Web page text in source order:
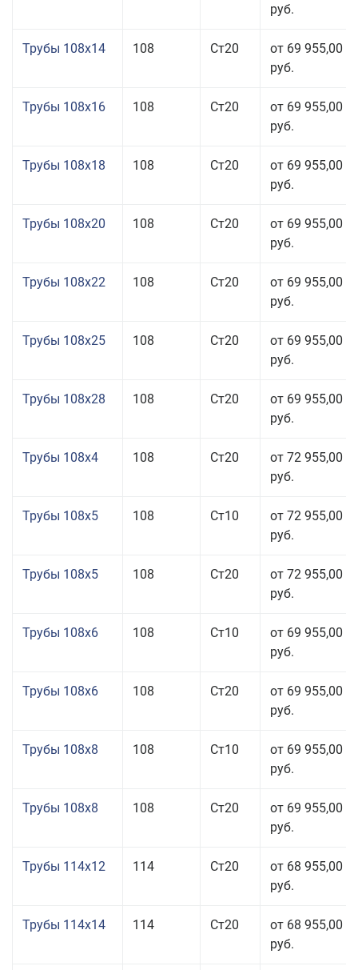
руб.
Трубы 108x14 108 Ст20
от 69 955,00
руб.
Трубы 108x16 108 Ст20
от 69 955,00
руб.
Трубы 108x18 108 Ст20
от 69 955,00
руб.
Трубы 108x20 108 Ст20
от 69 955,00
руб.
Трубы 108x22 108 Ст20
от 69 955,00
руб.
Трубы 108x25 108 Ст20
от 69 955,00
руб.
Трубы 108x28 108 Ст20
от 69 955,00
руб.
Трубы 108x4 108 Ст20
от 72 955,00
руб.
Трубы 108x5 108 Ст10
от 72 955,00
руб.
Трубы 108x5 108 Ст20
от 72 955,00
руб.
Трубы 108x6 108 Ст10
от 69 955,00
руб.
Трубы 108x6 108 Ст20
от 69 955,00
руб.
Трубы 108x8 108 Ст10
от 69 955,00
руб.
Трубы 108x8 108 Ст20
от 69 955,00
руб.
Трубы 114x12 114 Ст20
от 68 955,00
руб.
Трубы 114x14 114 Ст20
от 68 955,00
руб.